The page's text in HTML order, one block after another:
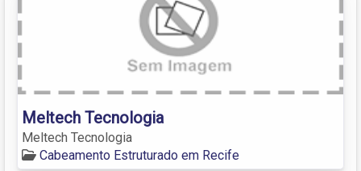
Meltech Tecnologia
Meltech Tecnologia
Cabeamento Estruturado em Recife